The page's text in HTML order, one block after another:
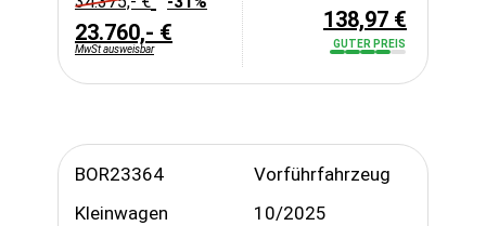
23.760,- €
MwSt ausweisbar
138,97 €
GUTER PREIS
BOR23364
Vorführfahrzeug
Kleinwagen
10/2025